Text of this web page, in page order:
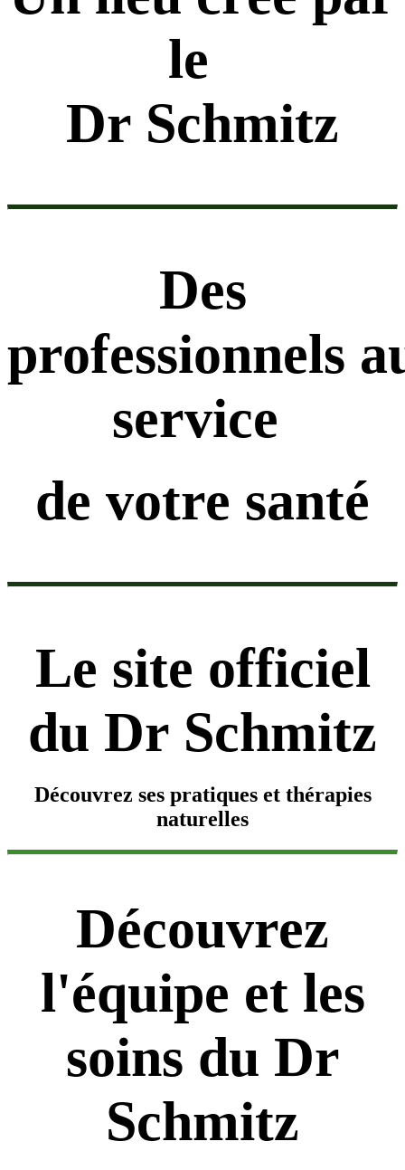
le
Dr Schmitz
Des
professionnels
service
de votre santé
Le site officiel
du Dr Schmitz
Découvrez ses pratiques et thérapies
naturelles
Découvrez
l'équipe et les
soins du Dr
Schmitz